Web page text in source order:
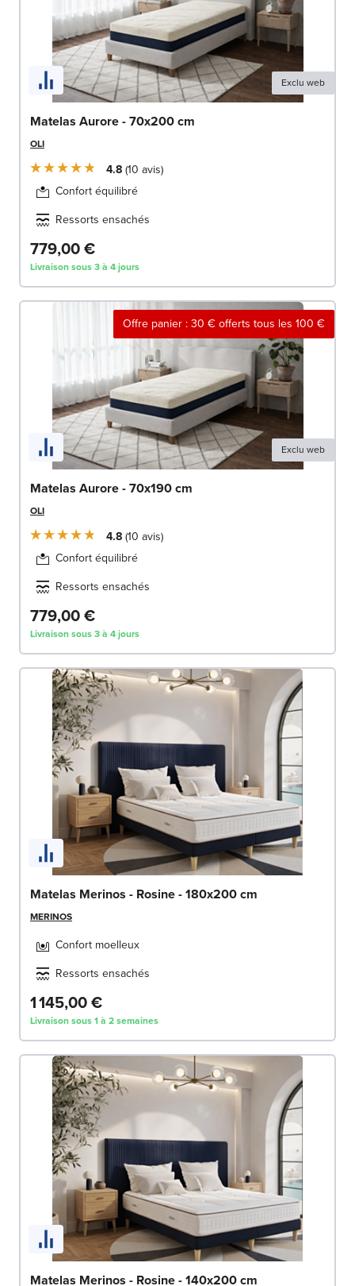
Exclu web
Matelas Aurore - 70x200 cm
OLI
4.8 10 avis
Confort équilibré
Ressorts ensachés
779,00 €
Livraison sous 3 à 4 jours
Offre panier : 30 € offerts tous les 100 €
Exclu web
Matelas Aurore - 70x190 cm
OLI
4.8 10 avis
Confort équilibré
Ressorts ensachés
779,00 €
Livraison sous 3 à 4 jours
Matelas Merinos - Rosine - 180x200 cm
MERINOS
Confort moelleux
Ressorts ensachés
1 145,00 €
Livraison sous 1 à 2 semaines
Matelas Merinos - Rosine - 140x200 cm